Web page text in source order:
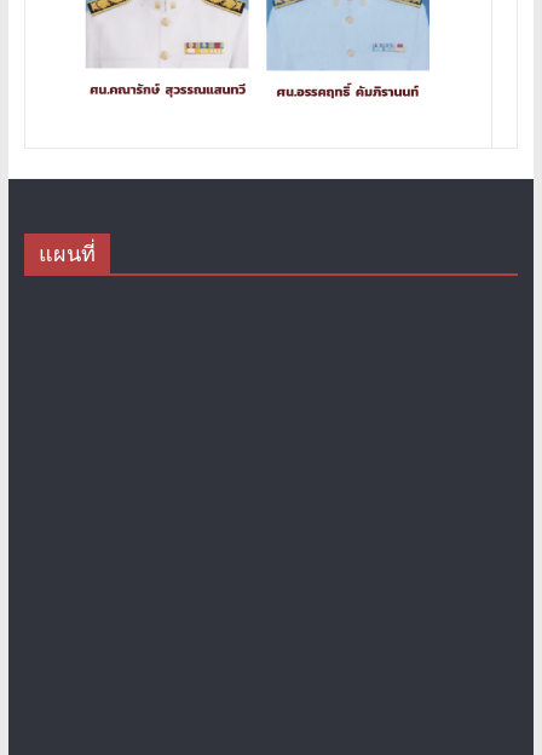
แผนที่